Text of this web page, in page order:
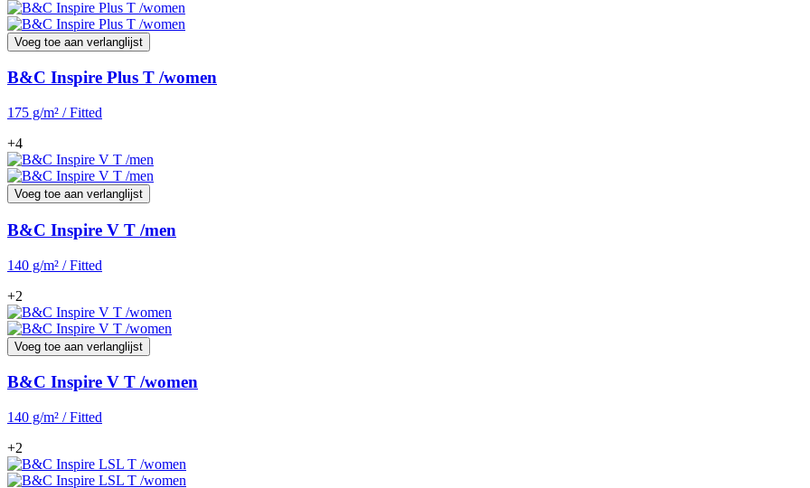
Voeg toe aan verlanglijst
B&C Inspire Plus T /women
175 g/m² / Fitted
+4
Voeg toe aan verlanglijst
B&C Inspire V T /men
140 g/m² / Fitted
+2
Voeg toe aan verlanglijst
B&C Inspire V T /women
140 g/m² / Fitted
+2